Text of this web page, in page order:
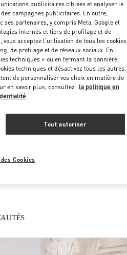
PM-8:00 PM
AM-8:00 PM
DANS CETTE BOUTIQUE
HOMME
publicitaires ciblées et analyser le
campagnes publicitaires. En outre,
partenaires, y compris Meta, Google et
internes et tiers de profilage et de
acceptez l'utilisation de tous les cookies
de profilage et de réseaux sociaux. En
techniques » ou en fermant la bannière,
techniques et désactivez tous les autres.
de personnaliser vos choix en matière de
en savoir plus, consultez
la politique en
.
Tout autoriser
Cookies